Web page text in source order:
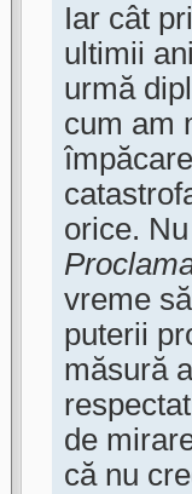
Iar cât
ultimii
urmă
cum am
orice.
vreme
puterii
măsură
de
că nu